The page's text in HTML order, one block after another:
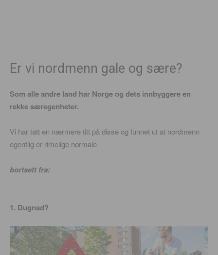
Er vi nordmenn gale og sære?
Som alle andre land har Norge og dets innbyggere en
rekke særegenheter.
Vi har tatt en nærmere titt på disse og funnet ut at nordmenn
egentlig er rimelige normale
bortsett fra:
1. Dugnad?